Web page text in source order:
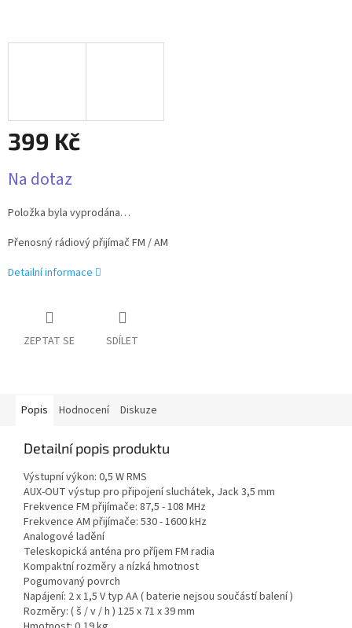
399 Kč
cena:
Na dotaz
Položka byla vyprodána…
Přenosný rádiový přijímač FM / AM
Detailní informace
ZEPTAT SE SDÍLET
Popis Hodnocení Diskuze
Detailní popis produktu
Výstupní výkon: 0,5 W RMS
AUX-OUT výstup pro připojení sluchátek, Jack 3,5 mm
Frekvence FM přijímače: 87,5 - 108 MHz
Frekvence AM přijímače: 530 - 1600 kHz
Analogové ladění
Teleskopická anténa pro příjem FM radia
Kompaktní rozměry a nízká hmotnost
Pogumovaný povrch
Napájení: 2 x 1,5 V typ AA ( baterie nejsou součástí balení )
Rozměry: ( š / v / h ) 125 x 71 x 39 mm